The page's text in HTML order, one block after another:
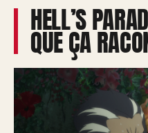
HELL’S
QUE ÇA